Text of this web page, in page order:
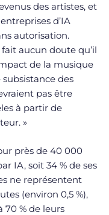
des artistes, et
d’IA
autorisation.
aucun doute qu’il
de la musique
des
pas être
à partir de
»
près de 40 000
IA, soit 34 % de ses
ne représentent
(environ 0,5 %),
70 % de leurs